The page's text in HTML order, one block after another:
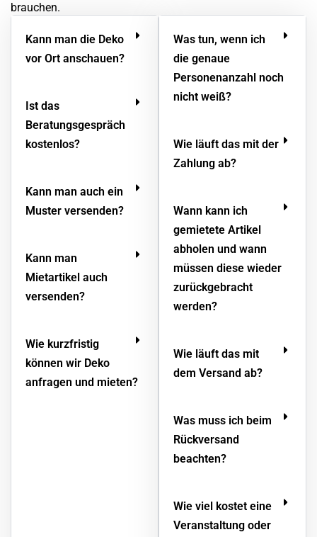
brauchen.
Kann man die Deko
vor Ort anschauen?
Ist das
Beratungsgespräch
kostenlos?
Kann man auch ein
Muster versenden?
Kann man
Mietartikel auch
versenden?
Wie kurzfristig
können wir Deko
anfragen und mieten?
Was tun, wenn ich
die genaue
Personenanzahl noch
nicht weiß?
Wie läuft das mit der
Zahlung ab?
Wann kann ich
gemietete Artikel
abholen und wann
müssen diese wieder
zurückgebracht
werden?
Wie läuft das mit
dem Versand ab?
Was muss ich beim
Rückversand
beachten?
Wie viel kostet eine
Veranstaltung oder